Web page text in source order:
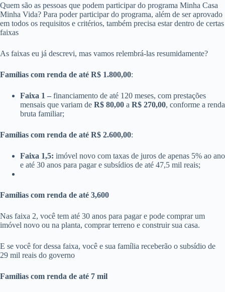
Quem são as pessoas que podem participar do programa Minha Casa
Minha Vida? Para poder participar do programa, além de ser aprovado
em todos os requisitos e critérios, também precisa estar dentro de certas
faixas
As faixas eu já descrevi, mas vamos relembrá-las resumidamente?
Famílias com renda de até R$ 1.800,00:
Faixa 1 – financiamento de até 120 meses, com prestações
mensais que variam de R$ 80,00 a R$ 270,00, conforme a renda
bruta familiar;
Famílias com renda de até R$ 2.600,00:
Faixa 1,5: imóvel novo com taxas de juros de apenas 5% ao ano
e até 30 anos para pagar e subsídios de até 47,5 mil reais;
Famílias com renda de até 3,600
Nas faixa 2, você tem até 30 anos para pagar e pode comprar um
imóvel novo ou na planta, comprar terreno e construir sua casa.
E se você for dessa faixa, você e sua família receberão o subsídio de
29 mil reais do governo
Famílias com renda de até 7 mil